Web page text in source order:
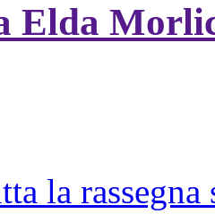
Elda
la rassegna